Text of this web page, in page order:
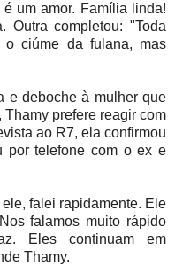
um amor. Família linda!
Outra completou: "Toda
o ciúme da fulana, mas
e deboche à mulher que
prefere reagir com
ao R7, ela confirmou
por telefone com o ex e
falei rapidamente. Ele
falamos muito rápido
Eles continuam em
Thamy.